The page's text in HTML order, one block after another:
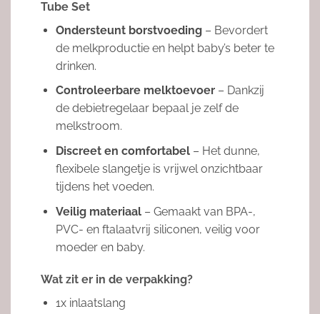
Tube Set
Ondersteunt borstvoeding– Bevordert
de melkproductie en helpt baby’s beter te
drinken.
Controleerbare melktoevoer– Dankzij
de debietregelaar bepaal je zelf de
melkstroom.
Discreet en comfortabel– Het dunne,
flexibele slangetje is vrijwel onzichtbaar
tijdens het voeden.
Veilig materiaal– Gemaakt van BPA-,
PVC- en ftalaatvrij siliconen, veilig voor
moeder en baby.
Wat zit er in de verpakking?
1x inlaatslang